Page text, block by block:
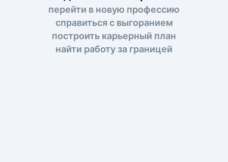
перейти в новую профессию
справиться с выгоранием
построить карьерный план
найти работу за границей